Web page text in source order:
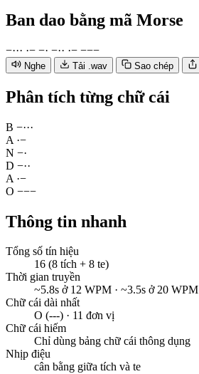
Ban dao bằng mã Morse
−··· ·− −· −·· ·− −−−
Nghe Tải .wav Sao chép
Phân tích từng chữ cái
B −···
A ·−
N −·
D −··
A ·−
O −−−
Thông tin nhanh
Tổng số tín hiệu
16 (8 tích + 8 te)
Thời gian truyền
~5.8s ở 12 WPM · ~3.5s ở 20 WPM
Chữ cái dài nhất
O (---) · 11 đơn vị
Chữ cái hiếm
Chỉ dùng bảng chữ cái thông dụng
Nhịp điệu
cân bằng giữa tích và te